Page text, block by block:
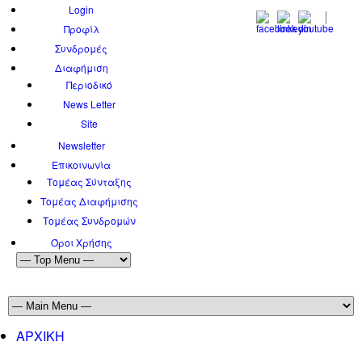
Login
Προφίλ
Συνδρομές
Διαφήμιση
Περιοδικό
News Letter
Site
Newsletter
Επικοινωνία
Τομέας Σύνταξης
Τομέας Διαφήμισης
Τομέας Συνδρομών
Όροι Χρήσης
ΑΡΧΙΚΗ